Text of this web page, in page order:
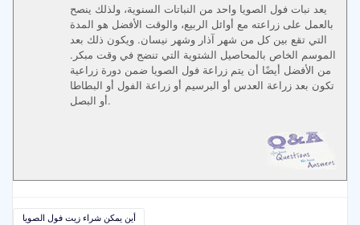
يعد نبات فول الصويا واحد من النباتات السنوية، ولذلك ينصح
بالعمل على زراعته مع أوائل الربيع، والوقت الأفضل هو المدة
التي تقع بين كل من شهر آذار وشهر نيسان. ويكون ذلك بعد
الموسم الخاص بالمحاصيل الشتوية التي تنضج في وقت مبكر.
من الأفضل أيضًا أن يتم زراعة فول الصويا ضمن دورة زراعية
تكون بعد زراعة العدس أو البرسيم أو زراعة الفول أو البطاطا
أو البصل.
أين يمكن شراء زيت فول الصويا